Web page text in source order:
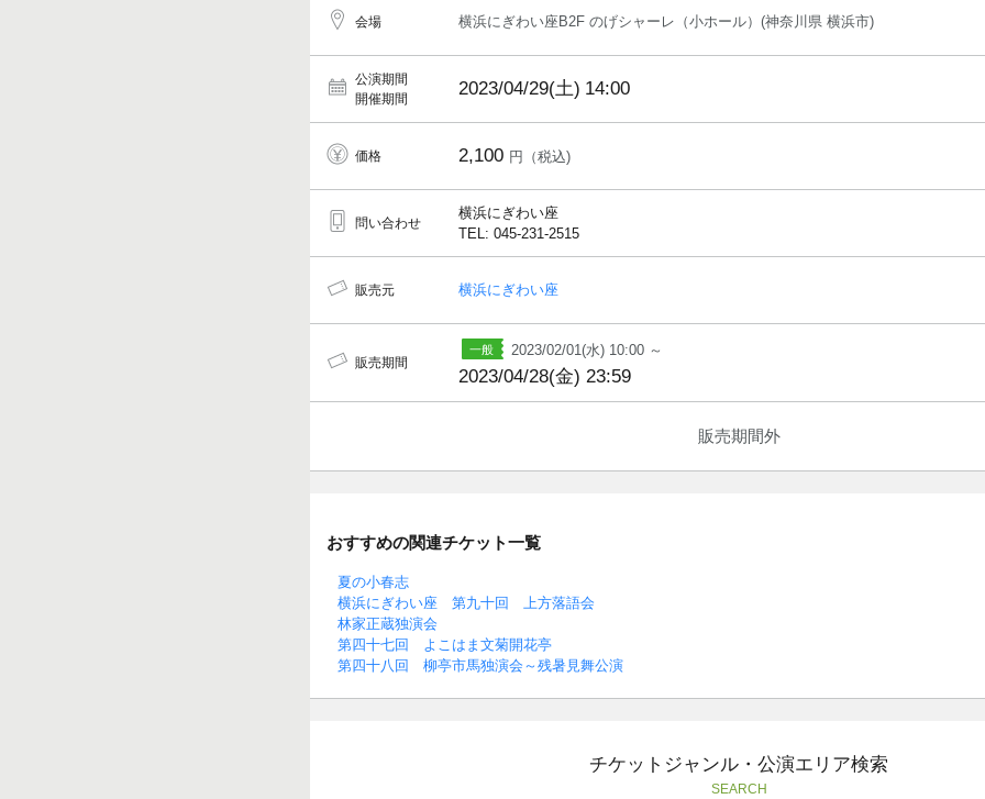
会場 横浜にぎわい座B2F のげシャーレ（小ホール）(神奈川県 横浜市)
公演期間
開催期間
2023/04/29(土) 14:00
価格 2,100 円（税込)
問い合わせ
横浜にぎわい座
TEL: 045-231-2515
販売元 横浜にぎわい座
販売期間
2023/02/01(水) 10:00 ～
2023/04/28(金) 23:59
販売期間外
おすすめの関連チケット一覧
夏の小春志
横浜にぎわい座 第九十回 上方落語会
林家正蔵独演会
第四十七回 よこはま文菊開花亭
第四十八回 柳亭市馬独演会～残暑見舞公演
チケットジャンル・公演エリア検索
SEARCH